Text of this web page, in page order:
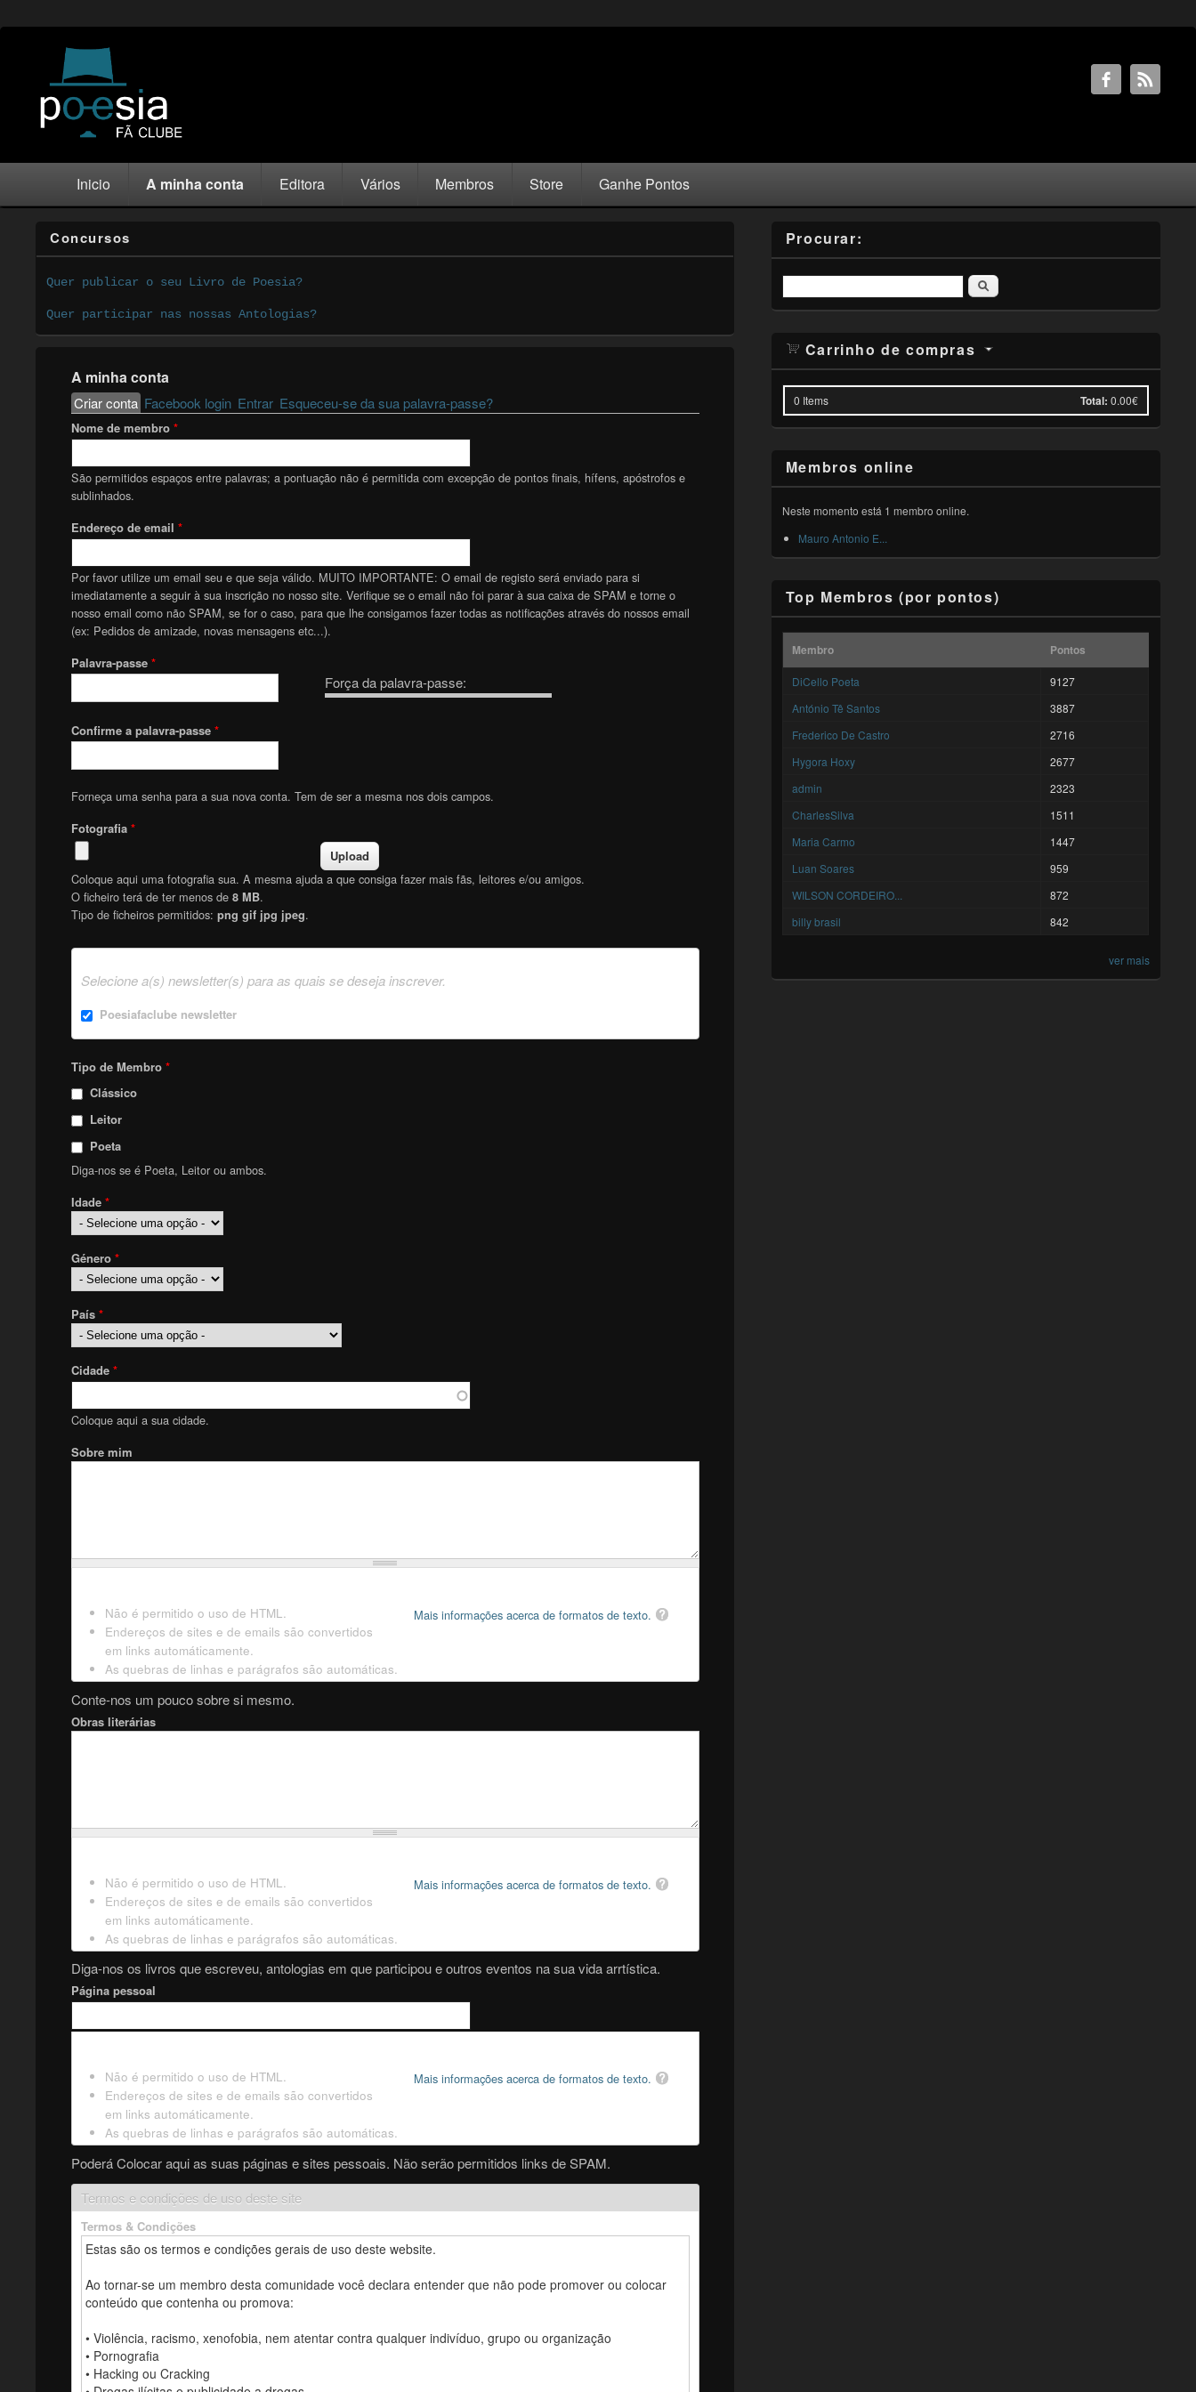
Inicio A minha conta Editora Vários Membros Store Ganhe Pontos
Concursos
Quer publicar o seu Livro de Poesia?
Quer participar nas nossas Antologias?
A minha conta
Primary tabs
Criar conta(active tab)
Facebook login Entrar Esqueceu-se da sua palavra-passe?
Nome de membro *
São permitidos espaços entre palavras; a pontuação não é permitida com excepção de pontos finais, hífens, apóstrofos e
sublinhados.
Endereço de email *
Por favor utilize um email seu e que seja válido. MUITO IMPORTANTE: O email de registo será enviado para si
imediatamente a seguir à sua inscrição no nosso site. Verifique se o email não foi parar à sua caixa de SPAM e torne o
nosso email como não SPAM, se for o caso, para que lhe consigamos fazer todas as notificações através do nossos email
(ex: Pedidos de amizade, novas mensagens etc...).
Força da palavra-passe:
Palavra-passe *
Confirme a palavra-passe *
Forneça uma senha para a sua nova conta. Tem de ser a mesma nos dois campos.
Fotografia *
Coloque aqui uma fotografia sua. A mesma ajuda a que consiga fazer mais fãs, leitores e/ou amigos.
O ficheiro terá de ter menos de 8 MB.
Tipo de ficheiros permitidos: png gif jpg jpeg.
Selecione a(s) newsletter(s) para as quais se deseja inscrever.
Poesiafaclube newsletter
Tipo de Membro *
Clássico
Leitor
Poeta
Diga-nos se é Poeta, Leitor ou ambos.
Idade *
Género *
País *
Cidade *
Coloque aqui a sua cidade.
Sobre mim
Mais informações acerca de formatos de texto.
Não é permitido o uso de HTML.
Endereços de sites e de emails são convertidos
em links automáticamente.
As quebras de linhas e parágrafos são automáticas.
Conte-nos um pouco sobre si mesmo.
Obras literárias
Mais informações acerca de formatos de texto.
Não é permitido o uso de HTML.
Endereços de sites e de emails são convertidos
em links automáticamente.
As quebras de linhas e parágrafos são automáticas.
Diga-nos os livros que escreveu, antologias em que participou e outros eventos na sua vida arrtística.
Página pessoal
Mais informações acerca de formatos de texto.
Não é permitido o uso de HTML.
Endereços de sites e de emails são convertidos
em links automáticamente.
As quebras de linhas e parágrafos são automáticas.
Poderá Colocar aqui as suas páginas e sites pessoais. Não serão permitidos links de SPAM.
Termos e condições de uso deste site
Termos & Condições
Procurar:
Pesquisar
Carrinho de compras
0 Items Total: 0.00€
Membros online
Neste momento está 1 membro online.
Mauro Antonio E...
Top Membros (por pontos)
Membro Pontos
DiCello Poeta
9127
António Tê Santos
3887
Frederico De Castro
2716
Hygora Hoxy
2677
admin
2323
CharlesSilva
1511
Maria Carmo
1447
Luan Soares
959
WILSON CORDEIRO...
872
billy brasil
842
ver mais